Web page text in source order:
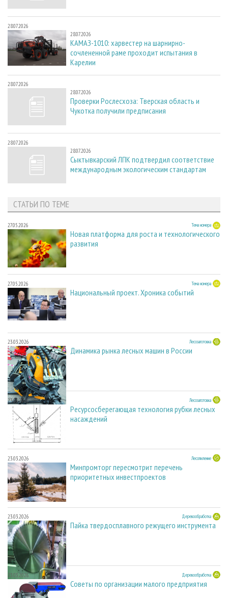
28.07.2026
28.07.2026
КАМАЗ-1010: харвестер на шарнирно-
сочлененной раме проходит испытания в
Карелии
28.07.2026
28.07.2026
Проверки Рослесхоза: Тверская область и
Чукотка получили предписания
28.07.2026
28.07.2026
Сыктывкарский ЛПК подтвердил соответствие
международным экологическим стандартам
СТАТЬИ ПО ТЕМЕ
27.05.2026 Тема номера
Новая платформа для роста и технологического
развития
27.05.2026 Тема номера
Национальный проект. Хроника событий
23.03.2026 Лесозаготовка
Динамика рынка лесных машин в России
23.03.2026 Лесозаготовка
Ресурсосберегающая технология рубки лесных
насаждений
23.03.2026 Лесопиление
Минпромторг пересмотрит перечень
приоритетных инвестпроектов
23.03.2026 Деревообработка
Пайка твердосплавного режущего инструмента
23.03.2026 Деревообработка
Советы по организации малого предприятия